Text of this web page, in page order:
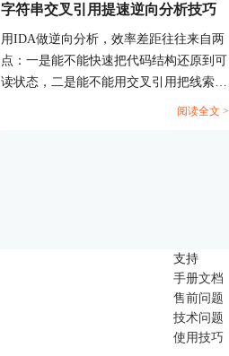
字符串交叉引用提速逆向分析技巧
用IDA做逆向分析，效率差距往往来自两
点：一是能不能快速把代码结构还原到可
读状态，二是能不能用交叉引用把线索串
成路径。建议你先把导航、重命名、类型
阅读全文 >
支持
手册文档
售前问题
技术问题
使用技巧